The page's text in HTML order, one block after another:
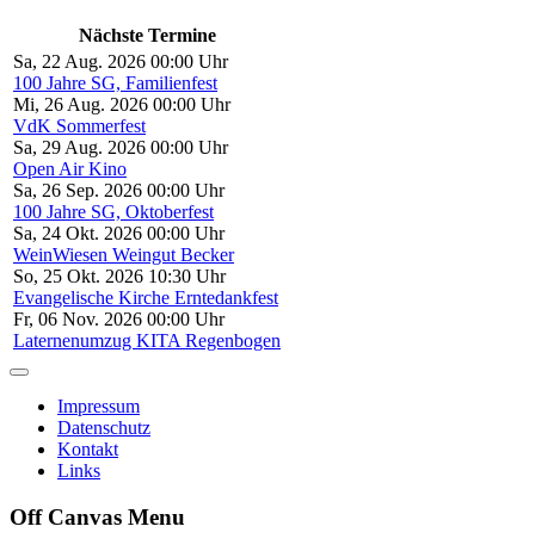
Nächste Termine
Sa, 22 Aug. 2026 00:00 Uhr
100 Jahre SG, Familienfest
Mi, 26 Aug. 2026 00:00 Uhr
VdK Sommerfest
Sa, 29 Aug. 2026 00:00 Uhr
Open Air Kino
Sa, 26 Sep. 2026 00:00 Uhr
100 Jahre SG, Oktoberfest
Sa, 24 Okt. 2026 00:00 Uhr
WeinWiesen Weingut Becker
So, 25 Okt. 2026 10:30 Uhr
Evangelische Kirche Erntedankfest
Fr, 06 Nov. 2026 00:00 Uhr
Laternenumzug KITA Regenbogen
Impressum
Datenschutz
Kontakt
Links
Off Canvas Menu